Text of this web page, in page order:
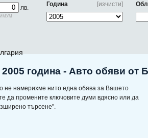
лв.
[изчисти]
Година
година - Авто обяви от
не намерихме нито една обява за Вашето
да промените ключовите думи вдясно или да
търсене".